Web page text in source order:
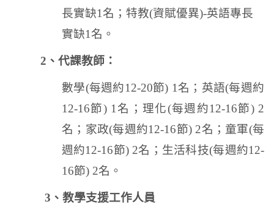
長實缺1 名；特教(資賦優異)-英語專長
實缺1 名。
2、代課教師：
數學(每週約12-20節) 1 名；英語(每週約
12-16節) 1 名；理化(每週約12-16節) 2
名；家政(每週約12-16節) 2名；童軍(每
週約12-16節) 2名；生活科技(每週約12-
16節) 2名。
3 、教學支援工作人員